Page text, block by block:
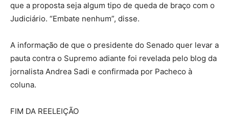
que a proposta seja algum tipo de queda de braço com o
Judiciário. “Embate nenhum”, disse.
A informação de que o presidente do Senado quer levar a
pauta contra o Supremo adiante foi revelada pelo blog da
jornalista Andrea Sadi e confirmada por Pacheco à
coluna.
FIM DA REELEIÇÃO